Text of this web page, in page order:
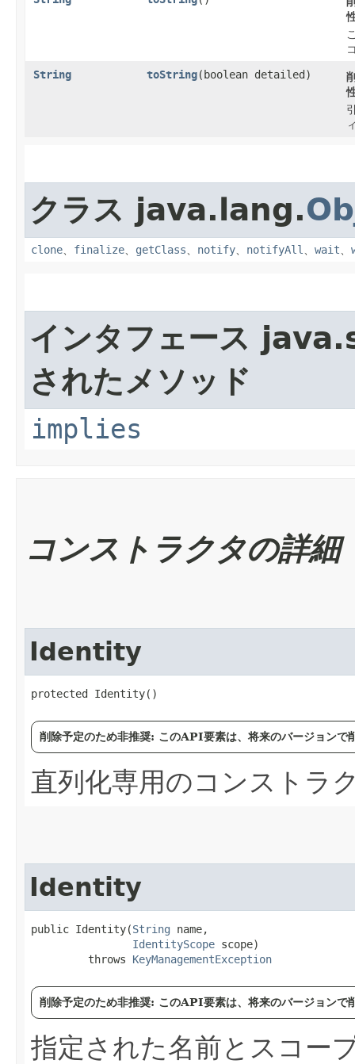
String toString​(boolean detailed)
クラス java.lang.
clone、 finalize、 getClass、 notify、 notifyAll、 wait、
インタフェース
されたメソッド
implies
コンストラクタの詳細
Identity
protected Identity()
削除予定のため非推奨: このAPI要素は、将来のバージョンで
直列化専用のコンストラ
Identity
public Identity​(String name,
IdentityScope scope)
         throws
KeyManagementException
削除予定のため非推奨: このAPI要素は、将来のバージョンで
指定された名前とスコー